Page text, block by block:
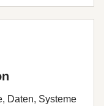
Daten, Systeme